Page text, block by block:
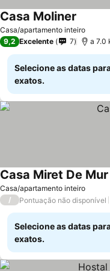
Casa/apartamento inteiro
Casa Moliner
9,2 Excelente 7 a 7.0
Selecione as datas
exatos.
Casa/apartamento inteiro
Casa Miret De Mur
/ Pontuação não disponível
Selecione as datas
exatos.